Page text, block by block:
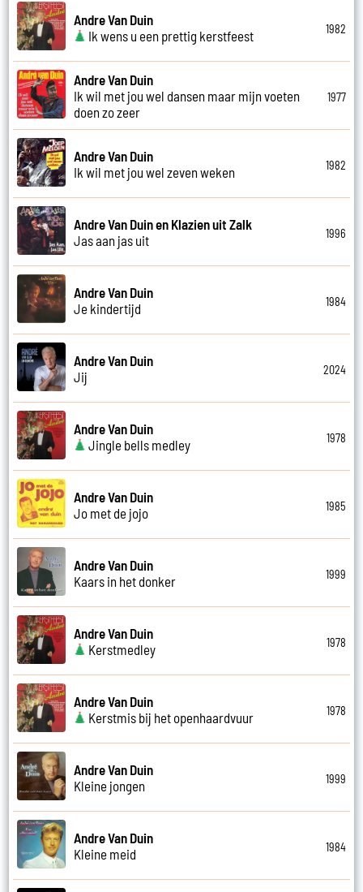
Andre Van Duin
Ik wens u een prettig kerstfeest
1982
Andre Van Duin
Ik wil met jou wel dansen maar mijn voeten
doen zo zeer
1977
Andre Van Duin
Ik wil met jou wel zeven weken
1982
Andre Van Duin en Klazien uit Zalk
Jas aan jas uit
1996
Andre Van Duin
Je kindertijd
1984
Andre Van Duin
Jij
2024
Andre Van Duin
Jingle bells medley
1978
Andre Van Duin
Jo met de jojo
1985
Andre Van Duin
Kaars in het donker
1999
Andre Van Duin
Kerstmedley
1978
Andre Van Duin
Kerstmis bij het openhaardvuur
1978
Andre Van Duin
Kleine jongen
1999
Andre Van Duin
Kleine meid
1984